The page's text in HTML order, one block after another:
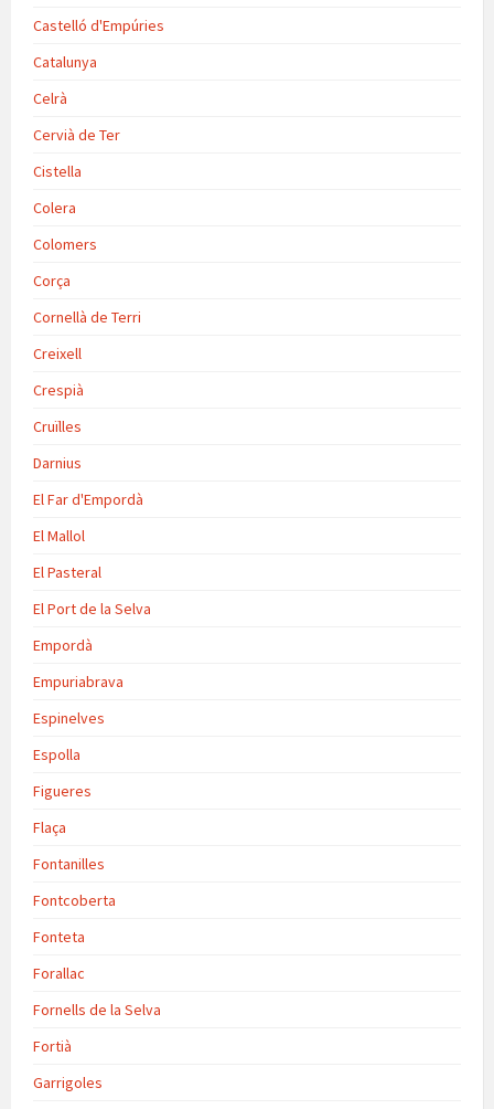
Castelló d'Empúries
Catalunya
Celrà
Cervià de Ter
Cistella
Colera
Colomers
Corça
Cornellà de Terri
Creixell
Crespià
Cruïlles
Darnius
El Far d'Empordà
El Mallol
El Pasteral
El Port de la Selva
Empordà
Empuriabrava
Espinelves
Espolla
Figueres
Flaça
Fontanilles
Fontcoberta
Fonteta
Forallac
Fornells de la Selva
Fortià
Garrigoles